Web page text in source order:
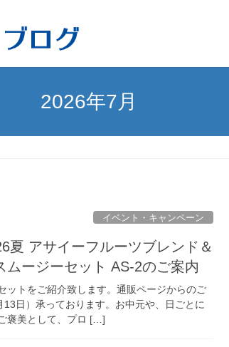
2026年7月
イベント・キャンペーン
夏 アサイーフルーツブレンド＆
ージーセット AS-2のご案内
ットをご紹介致します。通販ページからのご
日）承っております。お中元や、日ごとに
褒美として、プロ […]